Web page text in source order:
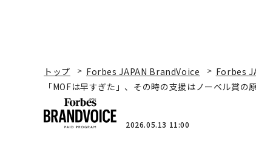
トップ Forbes JAPAN BrandVoice
Forbes
「MOFは早すぎた」、その時の支援はノーベル賞
2026.05.13 11:00